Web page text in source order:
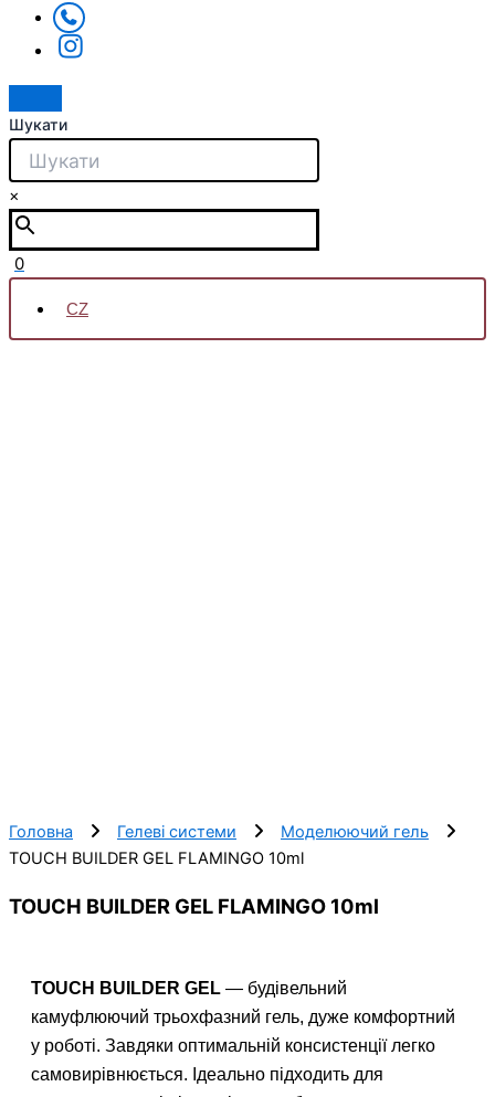
Шукати
×
0
CZ
Головна Гелеві системи
Моделюючий гель
TOUCH BUILDER GEL FLAMINGO 10ml
TOUCH BUILDER GEL FLAMINGO 10ml
TOUCH BUILDER GEL — будівельний
камуфлюючий трьохфазний гель, дуже комфортний
у роботі. Завдяки оптимальній консистенції легко
самовирівнюється. Ідеально підходить для